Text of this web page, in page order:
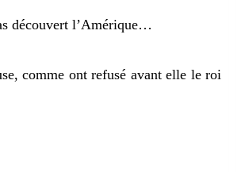
découvert lʼAmérique…
comme ont refusé avant elle le roi